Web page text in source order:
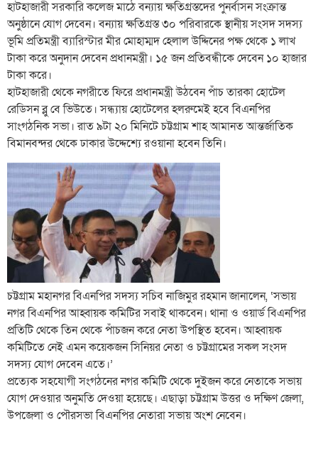
হাটহাজারী সরকারি কলেজ মাঠে বন্যায় ক্ষতিগ্রস্তদের পুনর্বাসন সংক্রান্ত
অনুষ্ঠানে যোগ দেবেন। বন্যায় ক্ষতিগ্রস্ত ৩০ পরিবারকে স্থানীয় সংসদ সদস্য
ভূমি প্রতিমন্ত্রী ব্যারিস্টার মীর মোহাম্মদ হেলাল উদ্দিনের পক্ষ থেকে ১ লাখ
টাকা করে অনুদান দেবেন প্রধানমন্ত্রী। ১৫ জন প্রতিবন্ধীকে দেবেন ১০ হাজার
টাকা করে।
হাটহাজারী থেকে নগরীতে ফিরে প্রধানমন্ত্রী উঠবেন পাঁচ তারকা হোটেল
রেডিসন ব্লু বে ভিউতে। সন্ধ্যায় হোটেলের হলরুমেই হবে বিএনপির
সাংগঠনিক সভা। রাত ৯টা ২০ মিনিটে চট্টগ্রাম শাহ আমানত আন্তর্জাতিক
বিমানবন্দর থেকে ঢাকার উদ্দেশ্যে রওয়ানা হবেন তিনি।
চট্টগ্রাম মহানগর বিএনপির সদস্য সচিব নাজিমুর রহমান জানালেন, ‘সভায়
নগর বিএনপির আহ্বায়ক কমিটির সবাই থাকবেন। থানা ও ওয়ার্ড বিএনপির
প্রতিটি থেকে তিন থেকে পাঁচজন করে নেতা উপস্থিত হবেন। আহ্বায়ক
কমিটিতে নেই এমন কয়েকজন সিনিয়র নেতা ও চট্টগ্রামের সকল সংসদ
সদস্য যোগ দেবেন এতে।’
প্রত্যেক সহযোগী সংগঠনের নগর কমিটি থেকে দুইজন করে নেতাকে সভায়
যোগ দেওয়ার অনুমতি দেওয়া হয়েছে। এছাড়া চট্টগ্রাম উত্তর ও দক্ষিণ জেলা,
উপজেলা ও পৌরসভা বিএনপির নেতারা সভায় অংশ নেবেন।